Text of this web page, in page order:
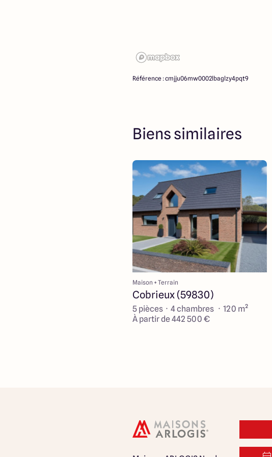
Référence : cmjju06mw0002lbaglzy4pqt9
Biens similaires
Maison + Terrain
Cobrieux (59830)
5 pièces · 4 chambres · 120 m²
À partir de 442 500 €